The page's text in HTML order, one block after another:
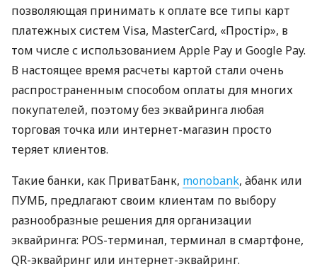
позволяющая принимать к оплате все типы карт
платежных систем Visa, MasterCard, «Простір», в
том числе с использованием Apple Pay и Google Pay.
В настоящее время расчеты картой стали очень
распространенным способом оплаты для многих
покупателей, поэтому без эквайринга любая
торговая точка или интернет-магазин просто
теряет клиентов.
Такие банки, как ПриватБанк, monobank, àбанк или
ПУМБ, предлагают своим клиентам по выбору
разнообразные решения для организации
эквайринга: POS-терминал, терминал в смартфоне,
QR-эквайринг или интернет-эквайринг.